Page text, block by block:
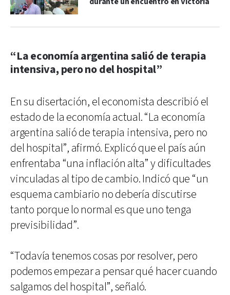
“La economía argentina salió de terapia
intensiva, pero no del hospital”
En su disertación, el economista describió el
estado de la economía actual. “La economía
argentina salió de terapia intensiva, pero no
del hospital”, afirmó. Explicó que el país aún
enfrentaba “una inflación alta” y dificultades
vinculadas al tipo de cambio. Indicó que “un
esquema cambiario no debería discutirse
tanto porque lo normal es que uno tenga
previsibilidad”.
“Todavía tenemos cosas por resolver, pero
podemos empezar a pensar qué hacer cuando
salgamos del hospital”, señaló.